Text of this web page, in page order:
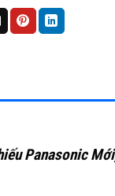
Panasonic